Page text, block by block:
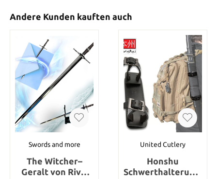
Andere Kunden kauften auch
Swords and more
The Witcher–
Geralt von Riva,
United Cutlery
Honshu
Schwerthalterung,